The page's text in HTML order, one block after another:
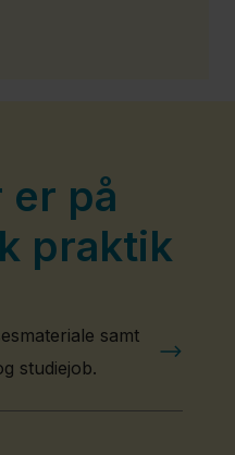
er på
praktik
samt
studiejob.